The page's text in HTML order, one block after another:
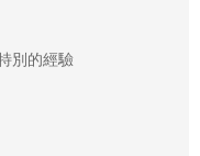
別的經驗